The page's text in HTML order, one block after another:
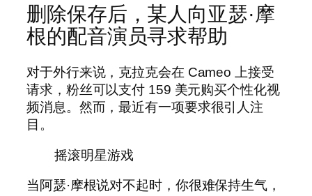
删除保存后，某人向亚瑟·摩
根的配音演员寻求帮助
对于外行来说，克拉克会在 Cameo 上接受
请求，粉丝可以支付 159 美元购买个性化视
频消息。然而，最近有一项要求很引人注
目。
摇滚明星游戏
当阿瑟·摩根说对不起时，你很难保持生气，